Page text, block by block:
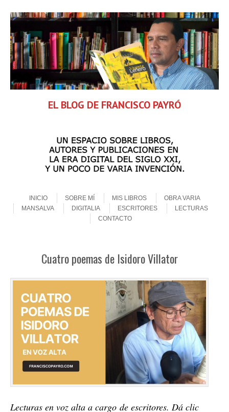
EL BLOG DE FRANCISCO PAYRÓ
MenuINICIO
SOBRE MÍ MIS LIBROS
OBRA VARIA
MANSALVA
DIGITALIA ESCRITORES
LECTURAS
CONTACTO
Cuatro poemas de Isidoro Villator
Lecturas en voz alta a cargo de escritores. Dá clic